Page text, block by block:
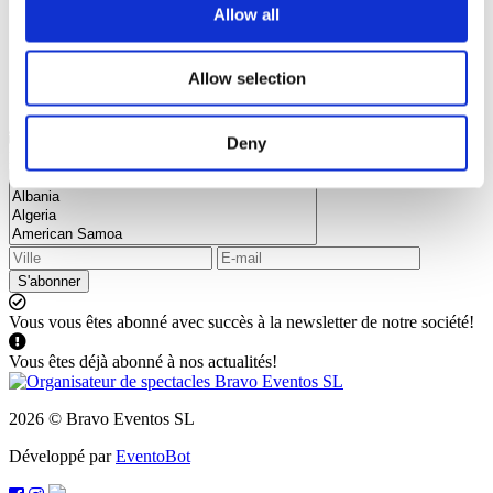
Allow all
Allow selection
Deny
Abonnez-vous à notre newsletter et restez au courant de toutes
S'abonner
Vous vous êtes abonné avec succès à la newsletter de notre société!
Vous êtes déjà abonné à nos actualités!
2026 © Bravo Eventos SL
Développé parEventoBot